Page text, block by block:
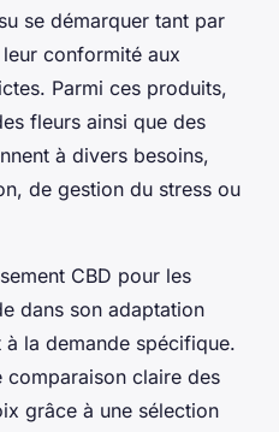
se démarquer tant par
conformité aux
Parmi ces produits,
fleurs ainsi que des
à divers besoins,
de gestion du stress ou
CBD pour les
dans son adaptation
la demande spécifique.
claire des
grâce à une sélection